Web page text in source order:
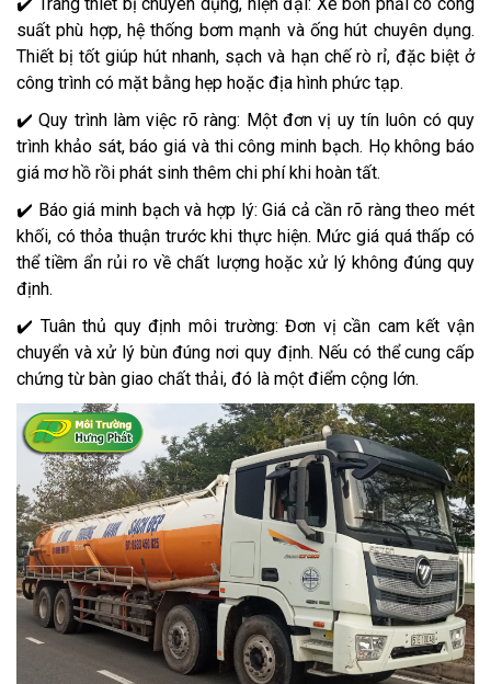
suất phù hợp, hệ thống bơm mạnh và ống hút chuyên dụng.
Thiết bị tốt giúp hút nhanh, sạch và hạn chế rò rỉ, đặc biệt ở
công trình có mặt bằng hẹp hoặc địa hình phức tạp.
✔️ Quy trình làm việc rõ ràng: Một đơn vị uy tín luôn có quy
trình khảo sát, báo giá và thi công minh bạch. Họ không báo
giá mơ hồ rồi phát sinh thêm chi phí khi hoàn tất.
✔️ Báo giá minh bạch và hợp lý: Giá cả cần rõ ràng theo mét
khối, có thỏa thuận trước khi thực hiện. Mức giá quá thấp có
thể tiềm ẩn rủi ro về chất lượng hoặc xử lý không đúng quy
định.
✔️ Tuân thủ quy định môi trường: Đơn vị cần cam kết vận
chuyển và xử lý bùn đúng nơi quy định. Nếu có thể cung cấp
chứng từ bàn giao chất thải, đó là một điểm cộng lớn.